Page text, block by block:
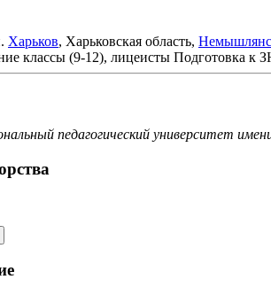
Харьков, Харьковская область,
классы (9-12), лицеисты Подготовка к
педагогический университет